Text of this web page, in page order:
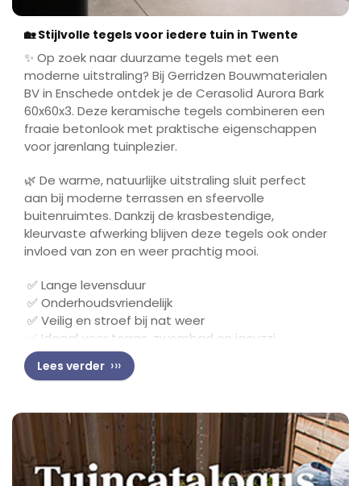
🏡 Stijlvolle tegels voor iedere tuin in Twente
✨ Op zoek naar duurzame tegels met een
moderne uitstraling? Bij Gerridzen Bouwmaterialen
BV in Enschede ontdek je de Cerasolid Aurora Bark
60x60x3. Deze keramische tegels combineren een
fraaie betonlook met praktische eigenschappen
voor jarenlang tuinplezier.
🌿 De warme, natuurlijke uitstraling sluit perfect
aan bij moderne terrassen en sfeervolle
buitenruimtes. Dankzij de krasbestendige,
kleurvaste afwerking blijven deze tegels ook onder
invloed van zon en weer prachtig mooi.
✅ Lange levensduur
✅ Onderhoudsvriendelijk
✅ Veilig en stroef bij nat weer
✅ Ideaal voor terras, zwembad en jacuzzi
📍 Gerridzen Bouwmaterialen BV | Enschede, regio
⏰ Aangepaste openingstijden: t/m 9 augustus
Ma-vr 07.30u-14.30u | Za 08.30-12.00u
Lees verder